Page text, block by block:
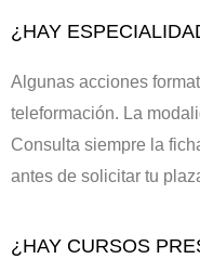
¿HAY
Algunas acciones
teleformación. La
Consulta siempre la
antes de solicitar tu
¿HAY CURSOS